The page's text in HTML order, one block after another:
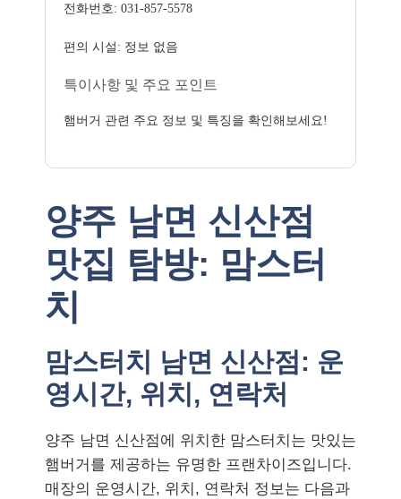
전화번호: 031-857-5578
편의 시설: 정보 없음
특이사항 및 주요 포인트
햄버거 관련 주요 정보 및 특징을 확인해보세요!
양주 남면 신산점
맛집 탐방: 맘스터
치
맘스터치 남면 신산점: 운
영시간, 위치, 연락처
양주 남면 신산점에 위치한 맘스터치는 맛있는
햄버거를 제공하는 유명한 프랜차이즈입니다.
매장의 운영시간, 위치, 연락처 정보는 다음과